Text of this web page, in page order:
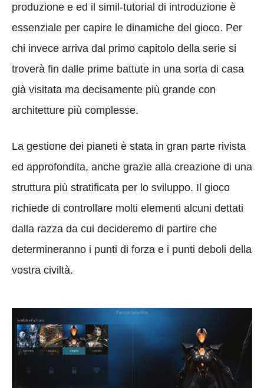
produzione e ed il simil-tutorial di introduzione è
essenziale per capire le dinamiche del gioco. Per
chi invece arriva dal primo capitolo della serie si
troverà fin dalle prime battute in una sorta di casa
già visitata ma decisamente più grande con
architetture più complesse.
La gestione dei pianeti è stata in gran parte rivista
ed approfondita, anche grazie alla creazione di una
struttura più stratificata per lo sviluppo. Il gioco
richiede di controllare molti elementi alcuni dettati
dalla razza da cui decideremo di partire che
determineranno i punti di forza e i punti deboli della
vostra civiltà.